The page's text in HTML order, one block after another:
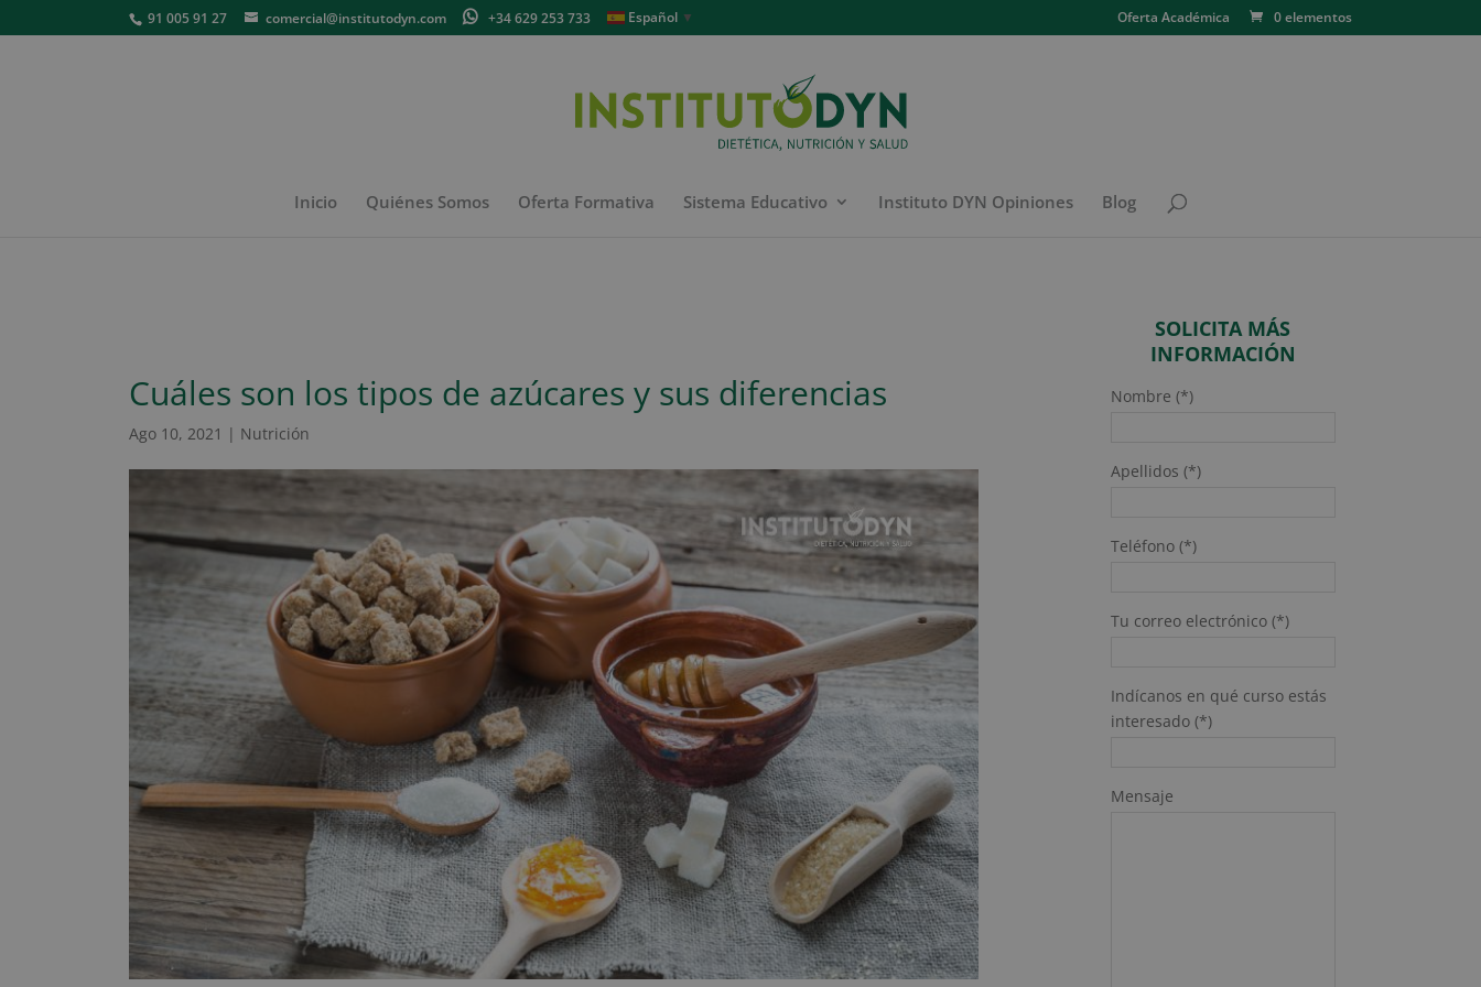
91 005 91 27 comercial@institutodyn.com +34 629 253 733 Español ▼ Oferta Académica 0 elementos
Inicio Quiénes Somos Oferta Formativa Sistema Educativo Instituto DYN Opiniones Blog
Cuáles son los tipos de azúcares y sus diferencias
Ago 10, 2021 | Nutrición
SOLICITA MÁS
INFORMACIÓN
Nombre (*)
Apellidos (*)
Teléfono (*)
Tu correo electrónico (*)
Indícanos en qué curso estás
interesado (*)
Mensaje